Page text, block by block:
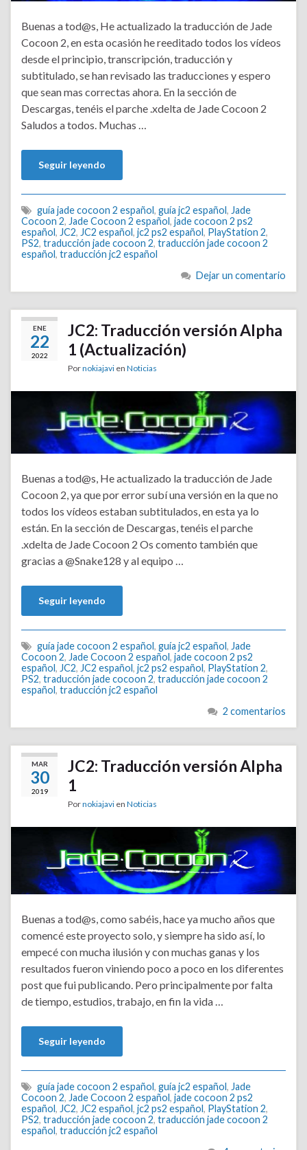
Buenas a tod@s, He actualizado la traducción de Jade
Cocoon 2, en esta ocasión he reeditado todos los vídeos
desde el principio, transcripción, traducción y
subtitulado, se han revisado las traducciones y espero
que sean mas correctas ahora. En la sección de
Descargas, tenéis el parche .xdelta de Jade Cocoon 2
Saludos a todos. Muchas …
Seguir leyendo
guía jade cocoon 2 español, guía jc2 español, Jade
Cocoon 2, Jade Cocoon 2 español, jade cocoon 2 ps2
español, JC2, JC2 español, jc2 ps2 español, PlayStation 2,
PS2, traducción jade cocoon 2, traducción jade cocoon 2
español, traducción jc2 español
Dejar un comentario
ENE
22
2022
JC2: Traducción versión Alpha
1 (Actualización)
Pornokiajavi en Noticias
Buenas a tod@s, He actualizado la traducción de Jade
Cocoon 2, ya que por error subí una versión en la que no
todos los vídeos estaban subtitulados, en esta ya lo
están. En la sección de Descargas, tenéis el parche
.xdelta de Jade Cocoon 2 Os comento también que
gracias a @Snake128 y al equipo …
Seguir leyendo
guía jade cocoon 2 español, guía jc2 español, Jade
Cocoon 2, Jade Cocoon 2 español, jade cocoon 2 ps2
español, JC2, JC2 español, jc2 ps2 español, PlayStation 2,
PS2, traducción jade cocoon 2, traducción jade cocoon 2
español, traducción jc2 español
2 comentarios
MAR
30
2019
JC2: Traducción versión Alpha
1
Pornokiajavi en Noticias
Buenas a tod@s, como sabéis, hace ya mucho años que
comencé este proyecto solo, y siempre ha sido así, lo
empecé con mucha ilusión y con muchas ganas y los
resultados fueron viniendo poco a poco en los diferentes
post que fui publicando. Pero principalmente por falta
de tiempo, estudios, trabajo, en fin la vida …
Seguir leyendo
guía jade cocoon 2 español, guía jc2 español, Jade
Cocoon 2, Jade Cocoon 2 español, jade cocoon 2 ps2
español, JC2, JC2 español, jc2 ps2 español, PlayStation 2,
PS2, traducción jade cocoon 2, traducción jade cocoon 2
español, traducción jc2 español